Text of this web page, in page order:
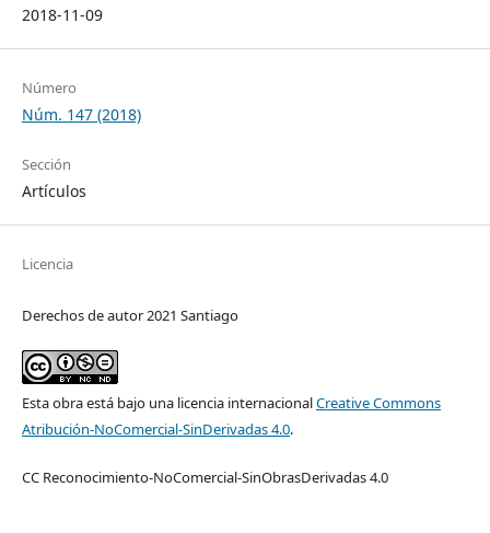
2018-11-09
Número
Núm. 147 (2018)
Sección
Artículos
Licencia
Derechos de autor 2021 Santiago
Esta obra está bajo una licencia internacionalCreative Commons
Atribución-NoComercial-SinDerivadas 4.0.
CC Reconocimiento-NoComercial-SinObrasDerivadas 4.0